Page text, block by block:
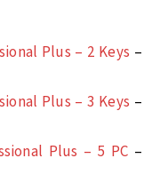
Plus – 2 Keys –
Plus – 3 Keys –
Plus – 5 PC –